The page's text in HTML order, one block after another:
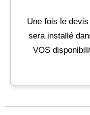
Une fois le
sera installé
VOS